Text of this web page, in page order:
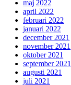
maj 2022
april 2022
februari 2022
januari 2022
december 2021
november 2021
oktober 2021
september 2021
augusti 2021
juli 2021